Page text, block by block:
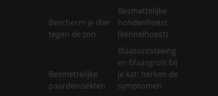
Bescherm je dier
tegen de zon
Besmettelijke
hondenhoest
(kennelhoest)
Besmettelijke
paardenziekten
Blaasontsteking
en blaasgruis bij
je kat: herken de
symptomen